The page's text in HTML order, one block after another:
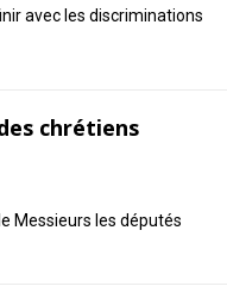
avec les discriminations
chrétiens
Messieurs les députés